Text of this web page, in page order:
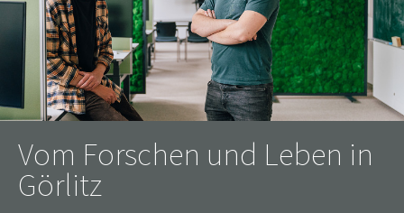
Vom Forschen und Leben in
Görlitz